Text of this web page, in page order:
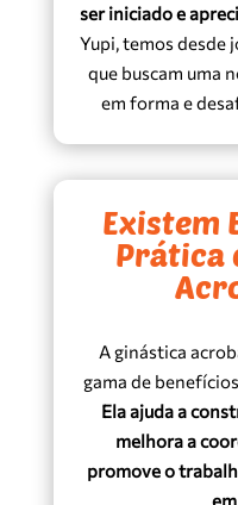
ser iniciado e
Yupi, temos desde
que buscam uma
em forma e
Existem
Prática
A ginástica
gama de
Ela ajuda a
melhora a
promove o